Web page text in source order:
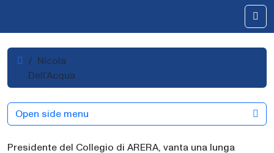
HomeNicola
Dell’Acqua
Presidente del Collegio di ARERA, vanta una lunga
Open side menu